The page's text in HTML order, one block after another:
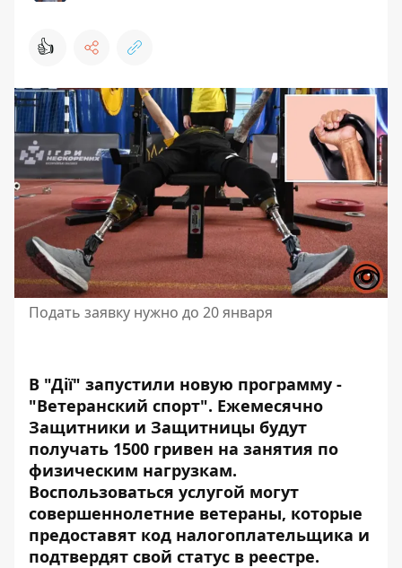
👍
Подать заявку нужно до 20 января
В "Дії" запустили новую программу -
"Ветеранский спорт". Ежемесячно
Защитники и Защитницы будут
получать 1500 гривен на занятия по
физическим нагрузкам.
Воспользоваться услугой могут
совершеннолетние ветераны, которые
предоставят код налогоплательщика и
подтвердят свой статус в реестре.